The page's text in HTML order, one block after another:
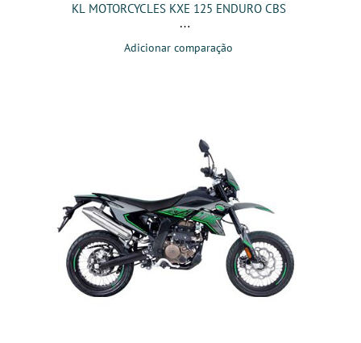
KL MOTORCYCLES KXE 125 ENDURO CBS
Adicionar comparação